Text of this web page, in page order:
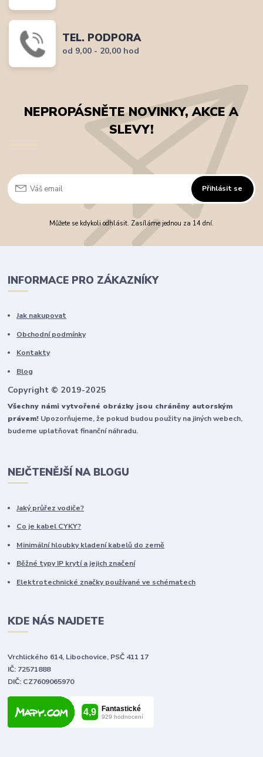
TEL. PODPORA
od 9,00 - 20,00 hod
NEPROPÁSNĚTE NOVINKY, AKCE A
SLEVY!
Přihlásit se
Můžete se kdykoli odhlásit. Zasíláme jednou za 14 dní.
INFORMACE PRO ZÁKAZNÍKY
Jak nakupovat
Obchodní podmínky
Kontakty
Blog
Copyright © 2019-2025
Všechny námi vytvořené obrázky jsou chráněny autorským
právem! Upozorňujeme, že pokud budou použity na jiných webech,
budeme uplatňovat finanční náhradu.
NEJČTENĚJŠÍ NA BLOGU
Jaký průřez vodiče?
Co je kabel CYKY?
Minimální hloubky kladení kabelů do země
Běžné typy IP krytí a jejich značení
Elektrotechnické značky používané ve schématech
KDE NÁS NAJDETE
Vrchlického 614, Libochovice, PSČ 411 17
IČ: 72571888
DIČ: CZ7609065970